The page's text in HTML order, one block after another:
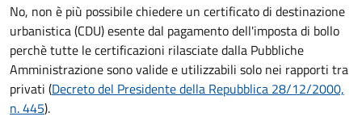
No, non è più possibile chiedere un certificato di destinazione
urbanistica (CDU) esente dal pagamento dell'imposta di bollo
perchè tutte le certificazioni rilasciate dalla Pubbliche
Amministrazione sono valide e utilizzabili solo nei rapporti tra
privati (Decreto del Presidente della Repubblica 28/12/2000,
n. 445).